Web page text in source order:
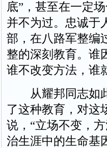
底”，甚至在一定
并不为过。忠诚于
部，在八路军整编
整的深刻教育。谁
谁不改变方法，谁
从耀邦同志如此
了这种教育，对这
说，“立场不变，
治生涯中的生命基